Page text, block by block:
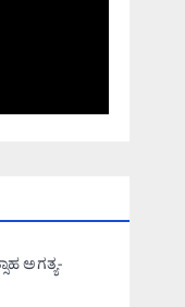
ಅಗತ್ಯ-